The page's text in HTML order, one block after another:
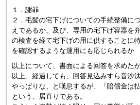
１．謝罪
２．毛髪の宅下げについての手続整備に
えであるか、及び、専用の宅下げ容器を
の検査を経て宅下げの用に供することに
を確認するような運用にも応じられるか
以上について、書面による回答を求めた
以上、経過しても、回答見込みすら音沙
やっぱりな、と嘆息するが、「賠償金は
という、居直りである。